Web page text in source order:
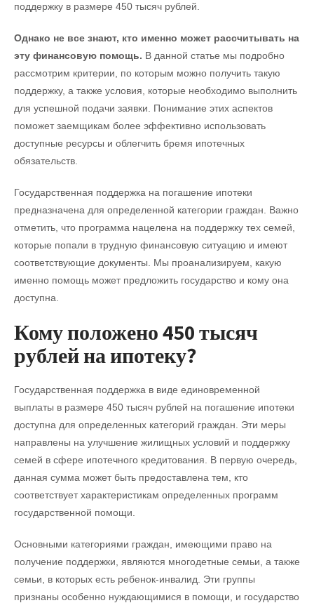
поддержку в размере 450 тысяч рублей.
Однако не все знают, кто именно может рассчитывать на
эту финансовую помощь. В данной статье мы подробно
рассмотрим критерии, по которым можно получить такую
поддержку, а также условия, которые необходимо выполнить
для успешной подачи заявки. Понимание этих аспектов
поможет заемщикам более эффективно использовать
доступные ресурсы и облегчить бремя ипотечных
обязательств.
Государственная поддержка на погашение ипотеки
предназначена для определенной категории граждан. Важно
отметить, что программа нацелена на поддержку тех семей,
которые попали в трудную финансовую ситуацию и имеют
соответствующие документы. Мы проанализируем, какую
именно помощь может предложить государство и кому она
доступна.
Кому положено 450 тысяч
рублей на ипотеку?
Государственная поддержка в виде единовременной
выплаты в размере 450 тысяч рублей на погашение ипотеки
доступна для определенных категорий граждан. Эти меры
направлены на улучшение жилищных условий и поддержку
семей в сфере ипотечного кредитования. В первую очередь,
данная сумма может быть предоставлена тем, кто
соответствует характеристикам определенных программ
государственной помощи.
Основными категориями граждан, имеющими право на
получение поддержки, являются многодетные семьи, а также
семьи, в которых есть ребенок-инвалид. Эти группы
признаны особенно нуждающимися в помощи, и государство